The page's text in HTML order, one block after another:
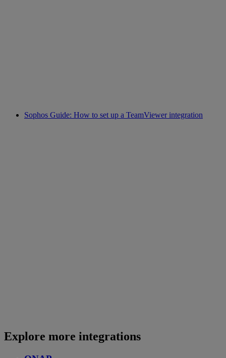
Sophos Guide: How to set up a TeamViewer integration
Explore more integrations